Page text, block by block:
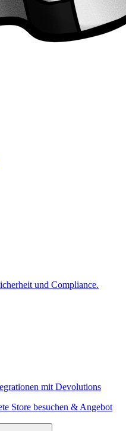
und Compliance.
mit Devolutions
Store besuchen & Angebot